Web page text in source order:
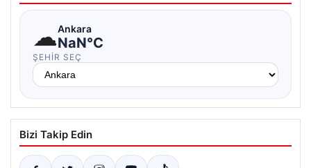
☁Ankara
NaN°C
ŞEHIR SEÇ
Bizi Takip Edin